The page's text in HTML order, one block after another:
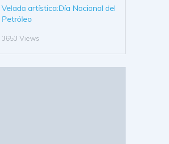
Velada artística:Día Nacional del
Petróleo
3653 Views